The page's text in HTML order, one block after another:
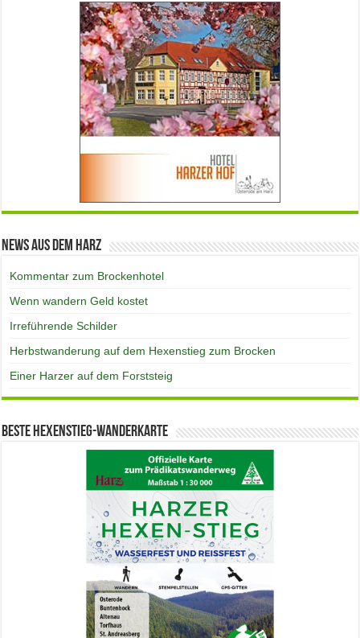
News aus dem Harz
Kommentar zum Brockenhotel
Wenn wandern Geld kostet
Irreführende Schilder
Herbstwanderung auf dem Hexenstieg zum Brocken
Einer Harzer auf dem Forststeig
Beste Hexenstieg-Wanderkarte